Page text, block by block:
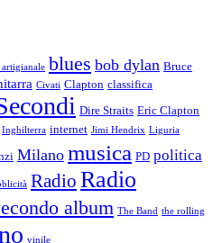
blues bob dylan Bruce
Civati Clapton classifica
Dire Straits Eric Clapton
Inghilterra internet Jimi Hendrix Liguria
Milano musica PD politica
Radio Radio
album The Band the rolling
vinile